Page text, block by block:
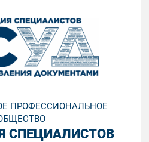
ПРОФЕССИОНАЛЬНОЕ
СПЕЦИАЛИСТОВ